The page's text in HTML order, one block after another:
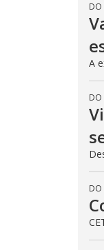
DO
A
DO
DO